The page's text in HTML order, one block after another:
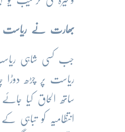
بھارت نے ریاست
جب کسی شاہی ریاست
ریاست پر چڑھ دوڑا
ساتھ الحاق کیا
انتظامیہ کو تباہی